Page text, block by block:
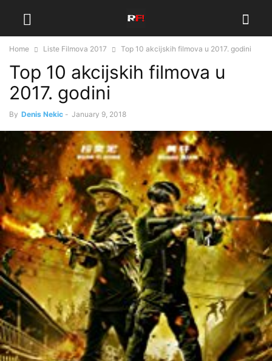
Home Liste Filmova 2017 Top 10 akcijskih filmova u 2017. godini
Top 10 akcijskih filmova u
2017. godini
By Denis Nekic - January 9, 2018